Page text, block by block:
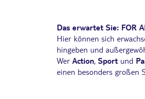
Das erwartet Sie: FOR
Hier können sich
hingeben und
Wer Action, Sport und
einen besonders großen